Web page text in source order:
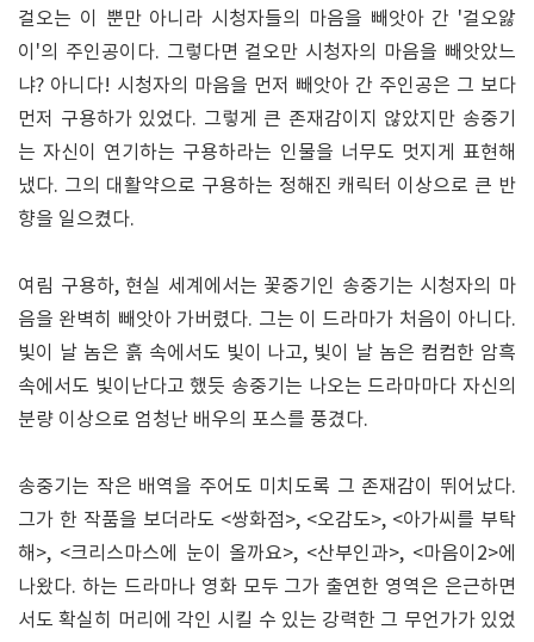
걸오는 이 뿐만 아니라 시청자들의 마음을 빼앗아 간 '걸오앓
이'의 주인공이다. 그렇다면 걸오만 시청자의 마음을 빼앗았느
냐? 아니다! 시청자의 마음을 먼저 빼앗아 간 주인공은 그 보다
먼저 구용하가 있었다. 그렇게 큰 존재감이지 않았지만 송중기
는 자신이 연기하는 구용하라는 인물을 너무도 멋지게 표현해
냈다. 그의 대활약으로 구용하는 정해진 캐릭터 이상으로 큰 반
향을 일으켰다.
여림 구용하, 현실 세계에서는 꽃중기인 송중기는 시청자의 마
음을 완벽히 빼앗아 가버렸다. 그는 이 드라마가 처음이 아니다.
빛이 날 놈은 흙 속에서도 빛이 나고, 빛이 날 놈은 컴컴한 암흑
속에서도 빛이난다고 했듯 송중기는 나오는 드라마마다 자신의
분량 이상으로 엄청난 배우의 포스를 풍겼다.
송중기는 작은 배역을 주어도 미치도록 그 존재감이 뛰어났다.
그가 한 작품을 보더라도 <쌍화점>, <오감도>, <아가씨를 부탁
해>, <크리스마스에 눈이 올까요>, <산부인과>, <마음이2>에
나왔다. 하는 드라마나 영화 모두 그가 출연한 영역은 은근하면
서도 확실히 머리에 각인 시킬 수 있는 강력한 그 무언가가 있었